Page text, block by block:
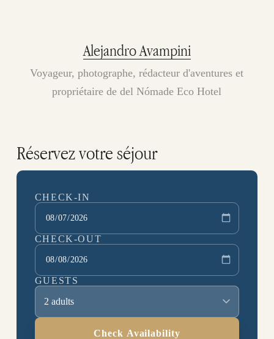
Alejandro Avampini
Voyageur, photographe, rédacteur d'aventures et
propriétaire de del Nómade Eco Hotel
Réservez votre séjour
CHECK-IN
CHECK-OUT
GUESTS
2 adults
Check Availability